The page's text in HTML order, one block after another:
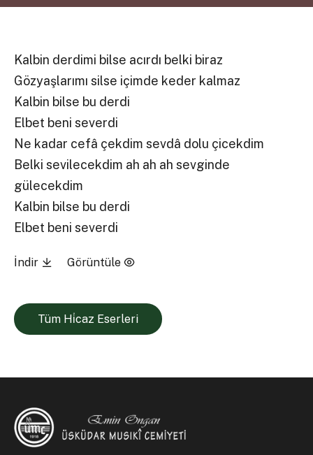
Kalbin derdimi bilse acırdı belki biraz
Gözyaşlarımı silse içimde keder kalmaz
Kalbin bilse bu derdi
Elbet beni severdi
Ne kadar cefâ çekdim sevdâ dolu çicekdim
Belki sevilecekdim ah ah ah sevginde
gülecekdim
Kalbin bilse bu derdi
Elbet beni severdi
İndir Görüntüle
Tüm Hi̇caz Eserleri